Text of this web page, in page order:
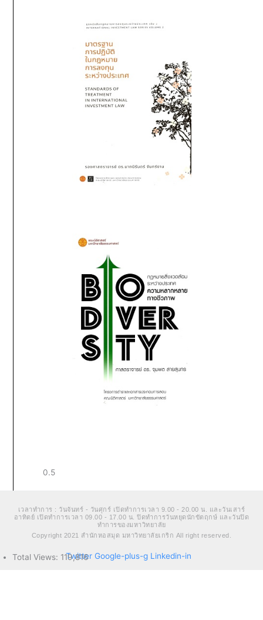
เวลาทำการ : วันจันทร์ - วันศุกร์ เปิดทำการเวลา 9.00 - 20.00 น. และวันเสาร์
อาทิตย์ เปิดทำการเวลา 09.00 - 17.00 น. ปิดทำการวันหยุดนักขัตฤกษ์ และวันปิด
ทำการของมหาวิทยาลัย
Copyright 2021 สำนักหอสมุด มหาวิทยาลัยเกริก All right reserved.
Twitter Google-plus-g Linkedin-in
Total Views: 119,816